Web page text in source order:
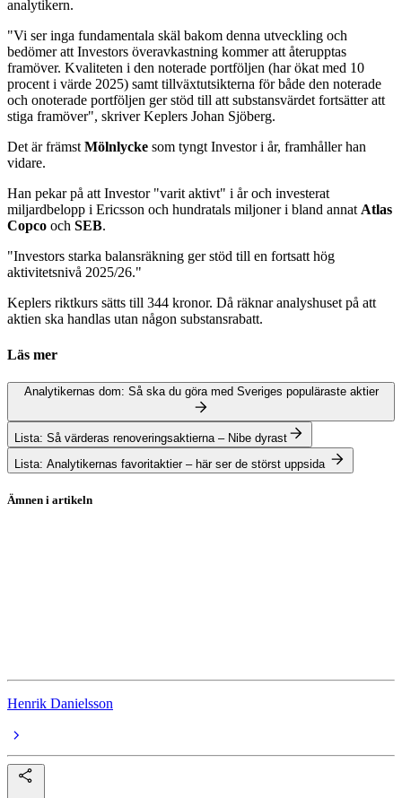
analytikern.
"Vi ser inga fundamentala skäl bakom denna utveckling och
bedömer att Investors överavkastning kommer att återupptas
framöver. Kvaliteten i den noterade portföljen (har ökat med 10
procent i värde 2025) samt tillväxtutsikterna för både den noterade
och onoterade portföljen ger stöd till att substansvärdet fortsätter att
stiga framöver", skriver Keplers Johan Sjöberg.
Det är främstMölnlycke som tyngt Investor i år, framhåller han
vidare.
Han pekar på att Investor "varit aktivt" i år och investerat
miljardbelopp i Ericsson och hundratals miljoner i bland annatAtlas
Copco och SEB.
"Investors starka balansräkning ger stöd till en fortsatt hög
aktivitetsnivå 2025/26."
Keplers riktkurs sätts till 344 kronor. Då räknar analyshuset på att
aktien ska handlas utan någon substansrabatt.
Läs mer
Analytikernas dom: Så ska du göra med Sveriges populäraste aktier
Lista: Så värderas renoveringsaktierna – Nibe dyrast
Lista: Analytikernas favoritaktier – här ser de störst uppsida
Ämnen i artikeln
Henrik Danielsson